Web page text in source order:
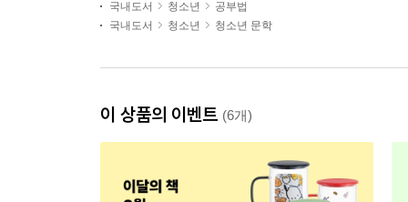
국내도서 청소년
공부법
국내도서
청소년 청소년 문학
이 상품의 이벤트 (6개)